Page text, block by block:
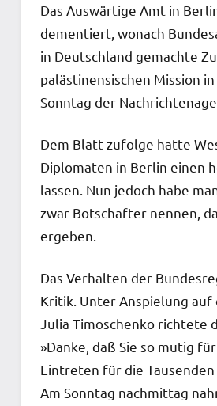
Das Auswärtige Amt in
dementiert, wonach
in Deutschland gemachte
palästinensischen Mission
Sonntag der
Dem Blatt zufolge hatte
Diplomaten in Berlin einen
lassen. Nun jedoch habe
zwar Botschafter nennen,
ergeben.
Das Verhalten der
Kritik. Unter Anspielung
Julia Timoschenko richtete
»Danke, daß Sie so mutig
Eintreten für die
Am Sonntag nachmittag